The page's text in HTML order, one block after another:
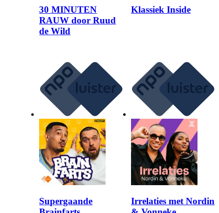
30 MINUTEN
RAUW door Ruud
de Wild
Klassiek Inside
Supergaande
Irrelaties met Nordin